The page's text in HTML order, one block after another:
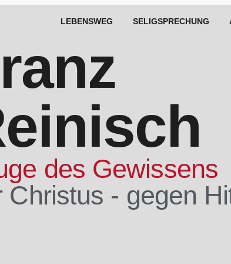
LEBENSWEG SELIGSPRECHUNG
des Gewissens
Christus - gegen